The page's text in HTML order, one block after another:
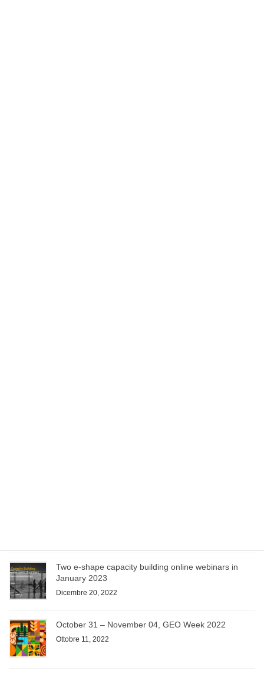
Two e-shape capacity building online webinars in
January 2023
Dicembre 20, 2022
October 31 – November 04, GEO Week 2022
Ottobre 11, 2022